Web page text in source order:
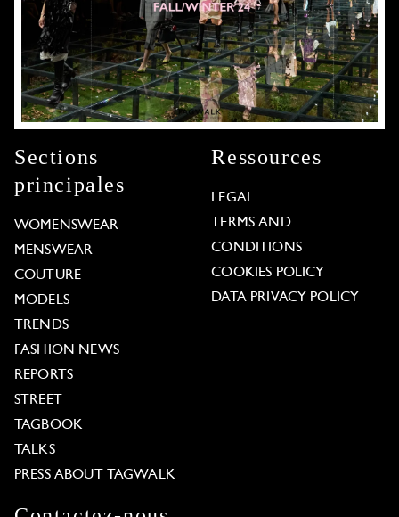
Sections
principales
WOMENSWEAR
MENSWEAR
COUTURE
MODELS
TRENDS
FASHION NEWS
REPORTS
STREET
TAGBOOK
TALKS
PRESS ABOUT TAGWALK
Ressources
LEGAL
TERMS AND
CONDITIONS
COOKIES POLICY
DATA PRIVACY POLICY